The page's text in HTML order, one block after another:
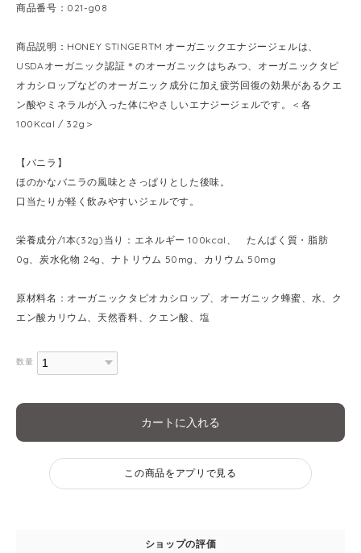
商品番号：021-g08
商品説明：HONEY STINGERTM オーガニックエナジージェルは、
USDAオーガニック認証＊のオーガニックはちみつ、オーガニックタピ
オカシロップなどのオーガニック成分に加え疲労回復の効果があるクエ
ン酸やミネラルが入った体にやさしいエナジージェルです。＜各
100Kcal / 32g＞
【バニラ】
ほのかなバニラの風味とさっぱりとした後味。
口当たりが軽く飲みやすいジェルです。
栄養成分/1本(32g)当り：エネルギー 100kcal、 たんぱく質・脂肪
0g、炭水化物 24g、ナトリウム 50mg、カリウム 50mg
原材料名：オーガニックタピオカシロップ、オーガニック蜂蜜、水、ク
エン酸カリウム、天然香料、クエン酸、塩
数量
カートに入れる
この商品をアプリで見る
ショップの評価